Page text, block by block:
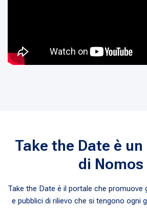
Take the Date è
di Nomos
Take the Date è il portale che promuove
e pubblici di rilievo che si tengono ogni